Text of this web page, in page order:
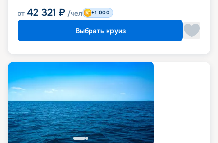
от 42 321 ₽ /чел +1 000
Выбрать круиз